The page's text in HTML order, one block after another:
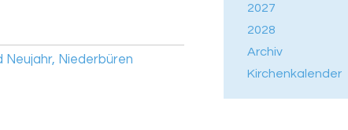
2027
2028
Archiv
Kirchenkalender
Niederbüren